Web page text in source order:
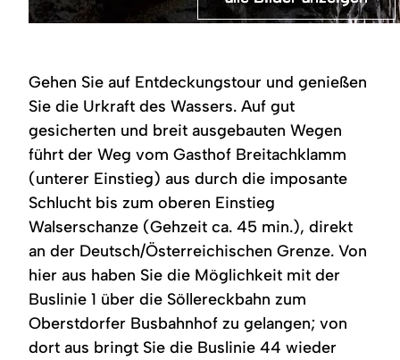
©
im
Allgäu
im
Allgäu
im
Allgäu
im
Allgäu
Breitachklamm
Gehen Sie auf Entdeckungstour und genießen
Sie die Urkraft des Wassers. Auf gut
gesicherten und breit ausgebauten Wegen
führt der Weg vom Gasthof Breitachklamm
(unterer Einstieg) aus durch die imposante
Schlucht bis zum oberen Einstieg
Walserschanze (Gehzeit ca. 45 min.), direkt
an der Deutsch/Österreichischen Grenze. Von
hier aus haben Sie die Möglichkeit mit der
Buslinie 1 über die Söllereckbahn zum
Oberstdorfer Busbahnhof zu gelangen; von
dort aus bringt Sie die Buslinie 44 wieder